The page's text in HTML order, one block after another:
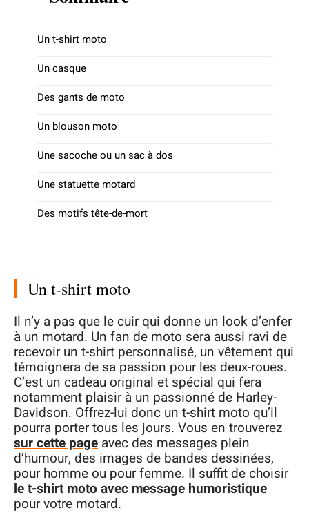
Un t-shirt moto
Un casque
Des gants de moto
Un blouson moto
Une sacoche ou un sac à dos
Une statuette motard
Des motifs tête-de-mort
Un t-shirt moto
Il n’y a pas que le cuir qui donne un look d’enfer
à un motard. Un fan de moto sera aussi ravi de
recevoir un t-shirt personnalisé, un vêtement qui
témoignera de sa passion pour les deux-roues.
C’est un cadeau original et spécial qui fera
notamment plaisir à un passionné de Harley-
Davidson. Offrez-lui donc un t-shirt moto qu’il
pourra porter tous les jours. Vous en trouverez
sur cette page avec des messages plein
d’humour, des images de bandes dessinées,
pour homme ou pour femme. Il suffit de choisir
le t-shirt moto avec message humoristique
pour votre motard.